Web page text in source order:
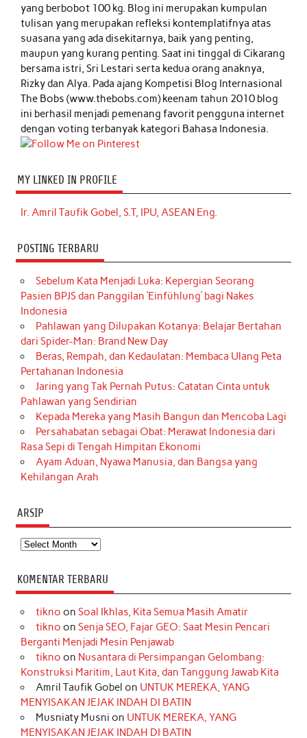
yang berbobot 100 kg. Blog ini merupakan kumpulan
tulisan yang merupakan refleksi kontemplatifnya atas
suasana yang ada disekitarnya, baik yang penting,
maupun yang kurang penting. Saat ini tinggal di Cikarang
bersama istri, Sri Lestari serta kedua orang anaknya,
Rizky dan Alya. Pada ajang Kompetisi Blog Internasional
The Bobs (www.thebobs.com) keenam tahun 2010 blog
ini berhasil menjadi pemenang favorit pengguna internet
dengan voting terbanyak kategori Bahasa Indonesia.
MY LINKED IN PROFILE
Ir. Amril Taufik Gobel, S.T, IPU, ASEAN Eng.
POSTING TERBARU
Sebelum Kata Menjadi Luka: Kepergian Seorang
Pasien BPJS dan Panggilan ‘Einfühlung’ bagi Nakes
Indonesia
Pahlawan yang Dilupakan Kotanya: Belajar Bertahan
dari Spider-Man: Brand New Day
Beras, Rempah, dan Kedaulatan: Membaca Ulang Peta
Pertahanan Indonesia
Jaring yang Tak Pernah Putus: Catatan Cinta untuk
Pahlawan yang Sendirian
Kepada Mereka yang Masih Bangun dan Mencoba Lagi
Persahabatan sebagai Obat: Merawat Indonesia dari
Rasa Sepi di Tengah Himpitan Ekonomi
Ayam Aduan, Nyawa Manusia, dan Bangsa yang
Kehilangan Arah
ARSIP
Arsip
KOMENTAR TERBARU
tikno on Soal Ikhlas, Kita Semua Masih Amatir
tikno on Senja SEO, Fajar GEO: Saat Mesin Pencari
Berganti Menjadi Mesin Penjawab
tikno on Nusantara di Persimpangan Gelombang:
Konstruksi Maritim, Laut Kita, dan Tanggung Jawab Kita
Amril Taufik Gobel on UNTUK MEREKA, YANG
MENYISAKAN JEJAK INDAH DI BATIN
Musniaty Musni on UNTUK MEREKA, YANG
MENYISAKAN JEJAK INDAH DI BATIN